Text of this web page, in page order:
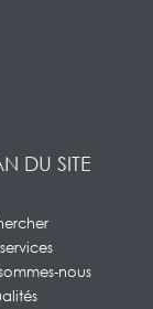
DU SITE
nous